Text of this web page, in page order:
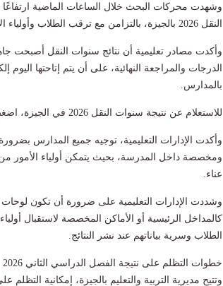
وشهدت محركات البحث خلال الساعات الماضية
النقل 2026 بالجيزة، بالتزامن مع ترقب الطلاب وأولياء الأمور موعد إعلانها رسميًا.
وأكدت مصادر تعليمية أن نتائج سنوات النقل أصبحت
الدرجات والمراجعة النهائية، على أن يتم إتاحتها اليوم
بالمدارس.
للاستعلام عن نتيجة سنوات النقل 2026 في الجيزة، اضغط هنا..
وأكدت الإدارات التعليمية، توجيه جميع المدارس
ومخصصة داخل المدرسة، بحيث يتمكن أولياء الأمور من
عناء.
وشددت الإدارات التعليمية على ضرورة أن تكون
كالمداخل الرئيسية أو الأماكن المخصصة لاستقبال
الطلاب وسرية بياناتهم عند نشر النتائج.
خطوات التظلم على نتيجة الفصل الدراسي الثاني 2026
وتتيح مديرية التربية والتعليم بالجيزة، إمكانية